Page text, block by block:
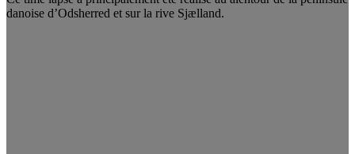
danoise d’Odsherred et sur la rive Sjælland.